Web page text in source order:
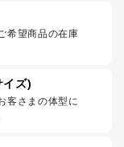
希望商品の在庫
イズ)
客さまの体型に